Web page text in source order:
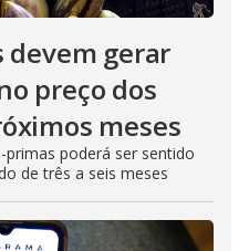
devem gerar
preço dos
meses
poderá ser sentido
de três a seis meses